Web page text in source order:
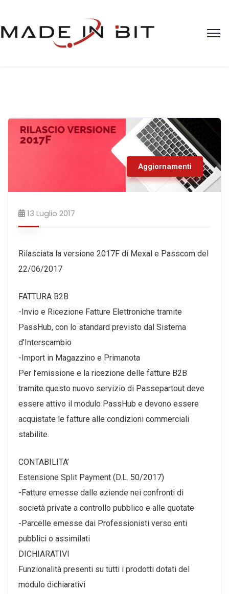
Aggiornamenti
13 Luglio 2017
Rilasciata la versione 2017F di Mexal e Passcom del
22/06/2017
FATTURA B2B
-Invio e Ricezione Fatture Elettroniche tramite
PassHub, con lo standard previsto dal Sistema
d’Interscambio
-Import in Magazzino e Primanota
Per l’emissione e la ricezione delle fatture B2B
tramite questo nuovo servizio di Passepartout deve
essere attivo il modulo PassHub e devono essere
acquistate le fatture alle condizioni commerciali
stabilite.
CONTABILITA’
Estensione Split Payment (D.L. 50/2017)
-Fatture emesse dalle aziende nei confronti di
società private a controllo pubblico e alle quotate
-Parcelle emesse dai Professionisti verso enti
pubblici o assimilati
DICHIARATIVI
Funzionalità presenti su tutti i prodotti dotati del
modulo dichiarativi